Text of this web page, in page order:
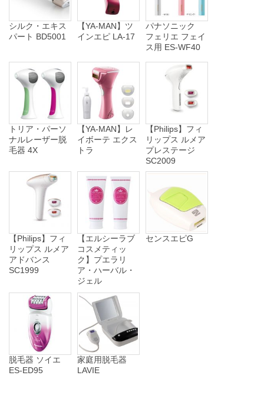
シルク・エキス
パート BD5001
【YA-MAN】ツ
インエピ LA-17
パナソニック
フェリエ フェイ
ス用 ES-WF40
トリア・パーソ
ナルレーザー脱
毛器 4X
【YA-MAN】レ
イボーテ エクス
トラ
【Philips】フィ
リップス ルメア
プレステージ
SC2009
【Philips】フィ
リップス ルメア
アドバンス
SC1999
【エルシーラブ
コスメティッ
ク】プエラリ
ア・ハーバル・
ジェル
センスエピG
脱毛器 ソイエ
ES-ED95
家庭用脱毛器
LAVIE